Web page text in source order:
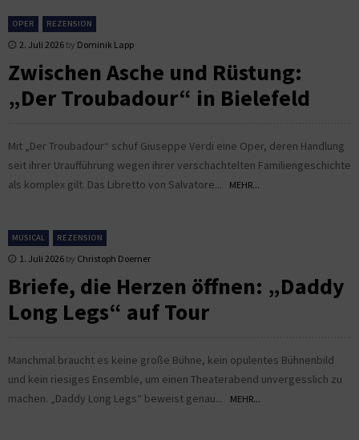
OPER REZENSION
2. Juli 2026 by Dominik Lapp
Zwischen Asche und Rüstung:
„Der Troubadour“ in Bielefeld
Mit „Der Troubadour“ schuf Giuseppe Verdi eine Oper, deren Handlung
seit ihrer Uraufführung wegen ihrer verschachtelten Familiengeschichte
als komplex gilt. Das Libretto von Salvatore...
MEHR...
MUSICAL REZENSION
1. Juli 2026 by Christoph Doerner
Briefe, die Herzen öffnen: „Daddy
Long Legs“ auf Tour
Manchmal braucht es keine große Bühne, kein opulentes Bühnenbild
und kein riesiges Ensemble, um einen Theaterabend unvergesslich zu
machen. „Daddy Long Legs“ beweist genau...
MEHR...